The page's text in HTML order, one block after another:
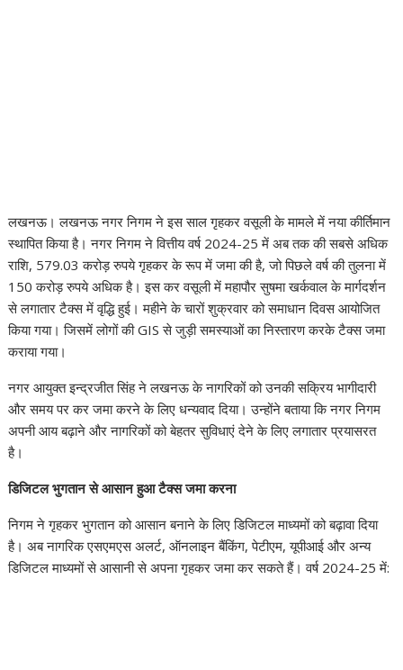
लखनऊ। लखनऊ नगर निगम ने इस साल गृहकर वसूली के मामले में नया कीर्तिमान
स्थापित किया है। नगर निगम ने वित्तीय वर्ष 2024-25 में अब तक की सबसे अधिक
राशि, 579.03 करोड़ रुपये गृहकर के रूप में जमा की है, जो पिछले वर्ष की तुलना में
150 करोड़ रुपये अधिक है। इस कर वसूली में महापौर सुषमा खर्कवाल के मार्गदर्शन
से लगातार टैक्स में वृद्धि हुई। महीने के चारों शुक्रवार को समाधान दिवस आयोजित
किया गया। जिसमें लोगों की GIS से जुड़ी समस्याओं का निस्तारण करके टैक्स जमा
कराया गया।
नगर आयुक्त इन्द्रजीत सिंह ने लखनऊ के नागरिकों को उनकी सक्रिय भागीदारी
और समय पर कर जमा करने के लिए धन्यवाद दिया। उन्होंने बताया कि नगर निगम
अपनी आय बढ़ाने और नागरिकों को बेहतर सुविधाएं देने के लिए लगातार प्रयासरत
है।
डिजिटल भुगतान से आसान हुआ टैक्स जमा करना
निगम ने गृहकर भुगतान को आसान बनाने के लिए डिजिटल माध्यमों को बढ़ावा दिया
है। अब नागरिक एसएमएस अलर्ट, ऑनलाइन बैंकिंग, पेटीएम, यूपीआई और अन्य
डिजिटल माध्यमों से आसानी से अपना गृहकर जमा कर सकते हैं। वर्ष 2024-25 में: